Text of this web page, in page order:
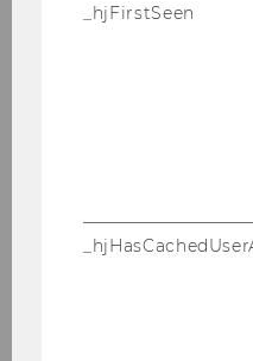
Jahr 1997
_hjFirstSeen